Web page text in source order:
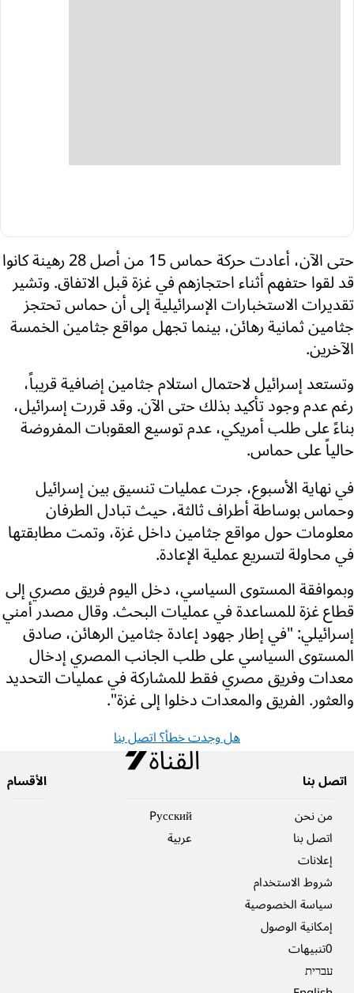
حتى الآن، أعادت حركة حماس 15 من أصل 28 رهينة كانوا
قد لقوا حتفهم أثناء احتجازهم في غزة قبل الاتفاق. وتشير
تقديرات الاستخبارات الإسرائيلية إلى أن حماس تحتجز
جثامين ثمانية رهائن، بينما تجهل مواقع جثامين الخمسة
الآخرين.
وتستعد إسرائيل لاحتمال استلام جثامين إضافية قريباً،
رغم عدم وجود تأكيد بذلك حتى الآن. وقد قررت إسرائيل،
بناءً على طلب أمريكي، عدم توسيع العقوبات المفروضة
حالياً على حماس.
في نهاية الأسبوع، جرت عمليات تنسيق بين إسرائيل
وحماس بوساطة أطراف ثالثة، حيث تبادل الطرفان
معلومات حول مواقع جثامين داخل غزة، وتمت مطابقتها
في محاولة لتسريع عملية الإعادة.
وبموافقة المستوى السياسي، دخل اليوم فريق مصري إلى
قطاع غزة للمساعدة في عمليات البحث. وقال مصدر أمني
إسرائيلي: "في إطار جهود إعادة جثامين الرهائن، صادق
المستوى السياسي على طلب الجانب المصري إدخال
معدات وفريق مصري فقط للمشاركة في عمليات التحديد
والعثور. الفريق والمعدات دخلوا إلى غزة".
هل وجدت خطأ؟ اتصل بنا
اتصل بنا
من نحن
اتصل بنا
إعلانات
شروط الاستخدام
سياسة الخصوصية
إمكانية الوصول
0تنبيهات
עברית
Pусский
عربية
الأقسام